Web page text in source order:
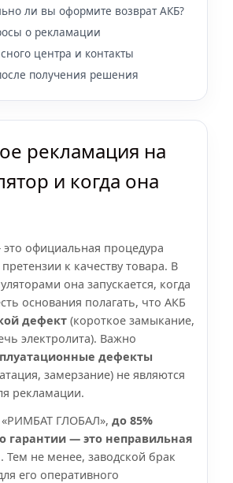
ли вы оформите возврат АКБ?
о рекламации
центра и контакты
получения решения
рекламация на
и когда она
официальная процедура
к качеству товара. В
она запускается, когда
основания полагать, что АКБ
дефект (короткое замыкание,
электролита). Важно
дефекты
замерзание) не являются
рекламации.
«РИМБАТ ГЛОБАЛ», до 85%
гарантии — это неправильная
. Тем не менее, заводской брак
его оперативного